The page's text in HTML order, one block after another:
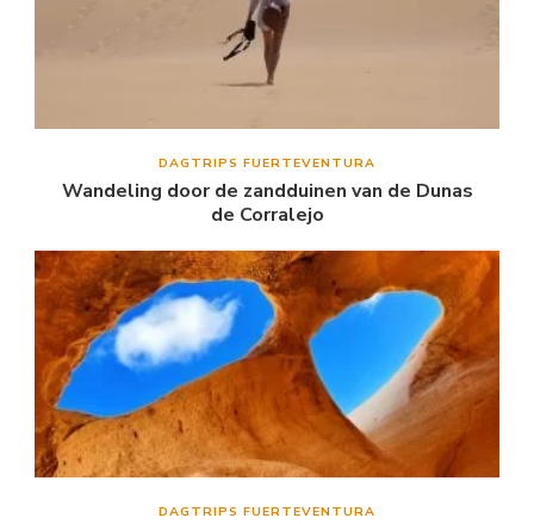
DAGTRIPS FUERTEVENTURA
Wandeling door de zandduinen van de Dunas
de Corralejo
DAGTRIPS FUERTEVENTURA